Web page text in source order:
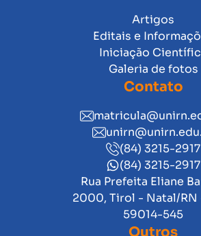
Artigos
Editais e
Iniciação
Galeria de fotos
Contato
(84) 3215-2917
(84) 3215-2917
Rua Prefeita Eliane
2000, Tirol - Natal/RN
59014-545
Outros